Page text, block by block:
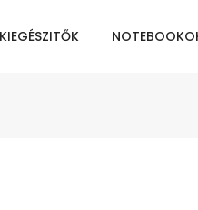
KIEGÉSZITŐK